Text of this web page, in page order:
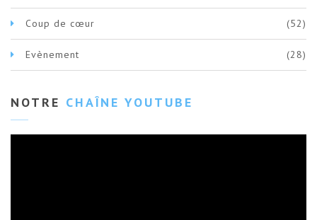
Coup de cœur (52)
Evènement (28)
NOTRE CHAÎNE YOUTUBE